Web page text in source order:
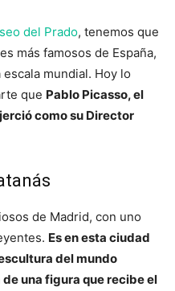
del Prado, tenemos que
más famosos de España,
mundial. Hoy lo
que Pablo Picasso, el
como su Director
de Madrid, con uno
Es en esta ciudad
del mundo
una figura que recibe el